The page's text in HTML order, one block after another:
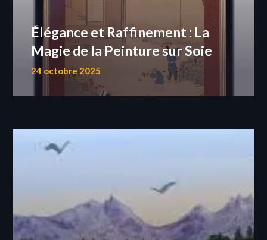
Élégance et Raffinement : La
Magie de la Peinture sur Soie
24 octobre 2025